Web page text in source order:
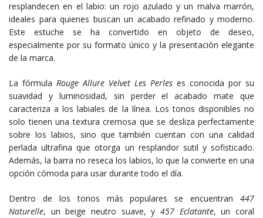
resplandecen en el labio: un rojo azulado y un malva marrón,
ideales para quienes buscan un acabado refinado y moderno.
Este estuche se ha convertido en objeto de deseo,
especialmente por su formato único y la presentación elegante
de la marca.
La fórmula Rouge Allure Velvet Les Perles es conocida por su
suavidad y luminosidad, sin perder el acabado mate que
caracteriza a los labiales de la línea. Los tonos disponibles no
solo tienen una textura cremosa que se desliza perfectamente
sobre los labios, sino que también cuentan con una calidad
perlada ultrafina que otorga un resplandor sutil y sofisticado.
Además, la barra no reseca los labios, lo que la convierte en una
opción cómoda para usar durante todo el día.
Dentro de los tonos más populares se encuentran 447
Naturelle, un beige neutro suave, y 457 Eclatante, un coral